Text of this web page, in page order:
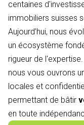
centaines
immobiliers suisses
Aujourd’hui, nous
un écosystème
rigueur de
nous vous ouvrons
locales et
permettant de bâtir
en toute